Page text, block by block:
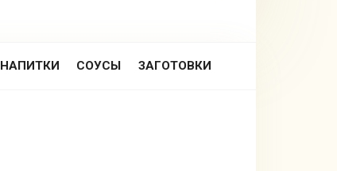
НАПИТКИ СОУСЫ ЗАГОТОВКИ